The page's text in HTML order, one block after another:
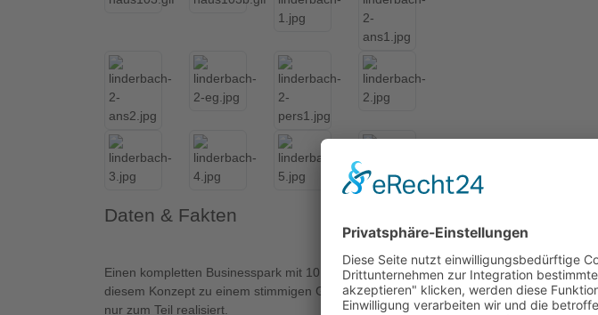
Daten & Fakten
Einen kompletten Businesspark mit 10 einzelnen Bürohäusern haben wir für einen
diesem Konzept zu einem stimmigen Gesamkomplex. Das vom Auftraggeber
nur zum Teil realisiert.